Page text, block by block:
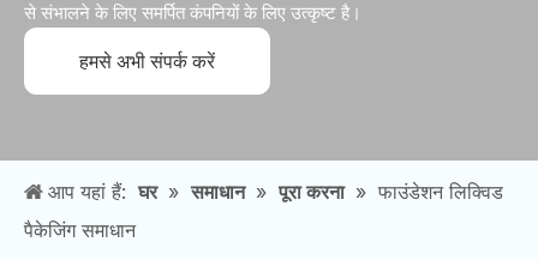
से संभालने के लिए समर्पित कंपनियों के लिए उत्कृष्ट है।
हमसे अभी संपर्क करें
आप यहां हैं: घर » समाधान » पूरा करना » फाउंडेशन लिक्विड
पैकेजिंग समाधान